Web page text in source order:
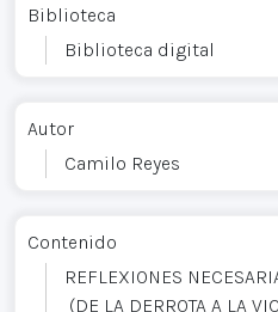
Biblioteca
Biblioteca digital
Autor
Camilo Reyes
Contenido
REFLEXIONES
(DE LA DERROTA A LA